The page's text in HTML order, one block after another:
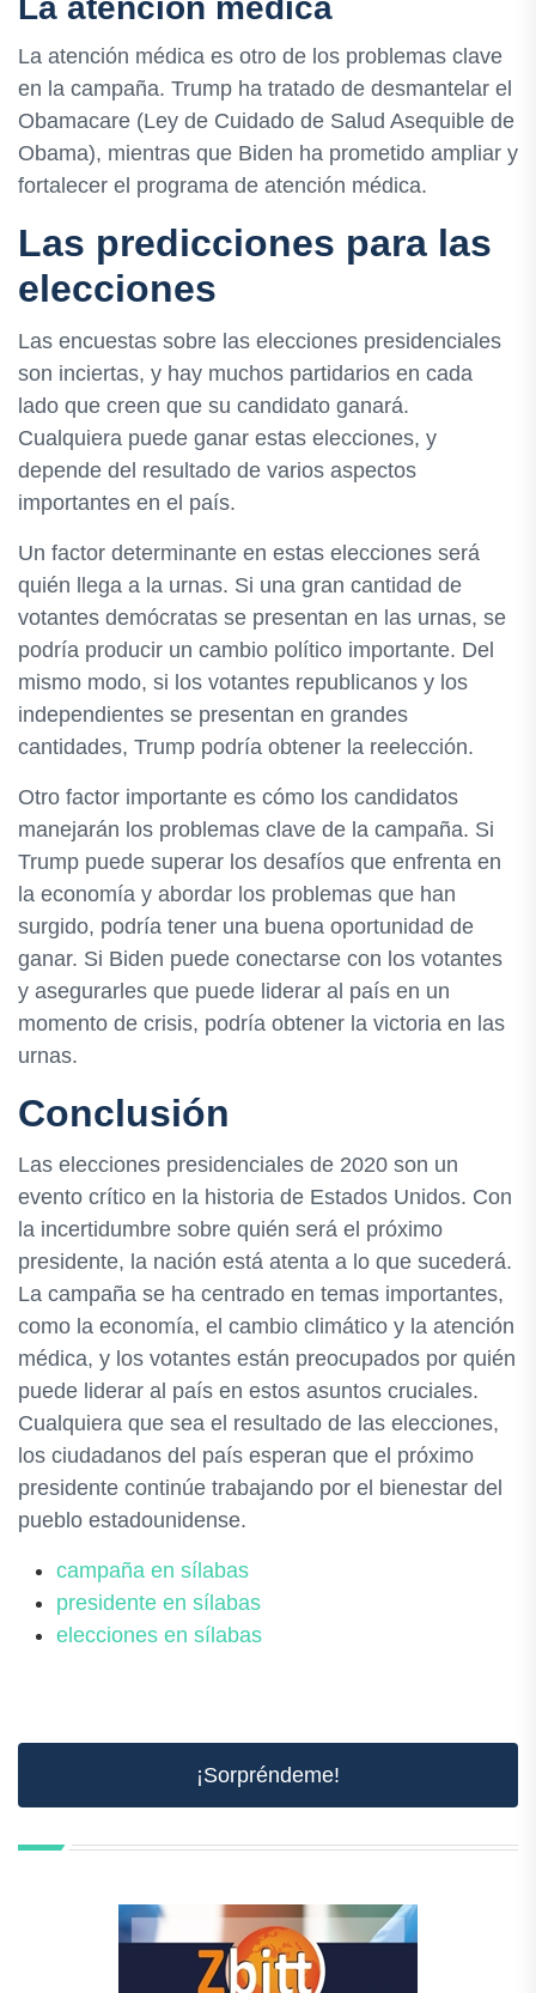
La atención médica
La atención médica es otro de los problemas clave
en la campaña. Trump ha tratado de desmantelar el
Obamacare (Ley de Cuidado de Salud Asequible de
Obama), mientras que Biden ha prometido ampliar y
fortalecer el programa de atención médica.
Las predicciones para las
elecciones
Las encuestas sobre las elecciones presidenciales
son inciertas, y hay muchos partidarios en cada
lado que creen que su candidato ganará.
Cualquiera puede ganar estas elecciones, y
depende del resultado de varios aspectos
importantes en el país.
Un factor determinante en estas elecciones será
quién llega a la urnas. Si una gran cantidad de
votantes demócratas se presentan en las urnas, se
podría producir un cambio político importante. Del
mismo modo, si los votantes republicanos y los
independientes se presentan en grandes
cantidades, Trump podría obtener la reelección.
Otro factor importante es cómo los candidatos
manejarán los problemas clave de la campaña. Si
Trump puede superar los desafíos que enfrenta en
la economía y abordar los problemas que han
surgido, podría tener una buena oportunidad de
ganar. Si Biden puede conectarse con los votantes
y asegurarles que puede liderar al país en un
momento de crisis, podría obtener la victoria en las
urnas.
Conclusión
Las elecciones presidenciales de 2020 son un
evento crítico en la historia de Estados Unidos. Con
la incertidumbre sobre quién será el próximo
presidente, la nación está atenta a lo que sucederá.
La campaña se ha centrado en temas importantes,
como la economía, el cambio climático y la atención
médica, y los votantes están preocupados por quién
puede liderar al país en estos asuntos cruciales.
Cualquiera que sea el resultado de las elecciones,
los ciudadanos del país esperan que el próximo
presidente continúe trabajando por el bienestar del
pueblo estadounidense.
campaña en sílabas
presidente en sílabas
elecciones en sílabas
¡Sorpréndeme!